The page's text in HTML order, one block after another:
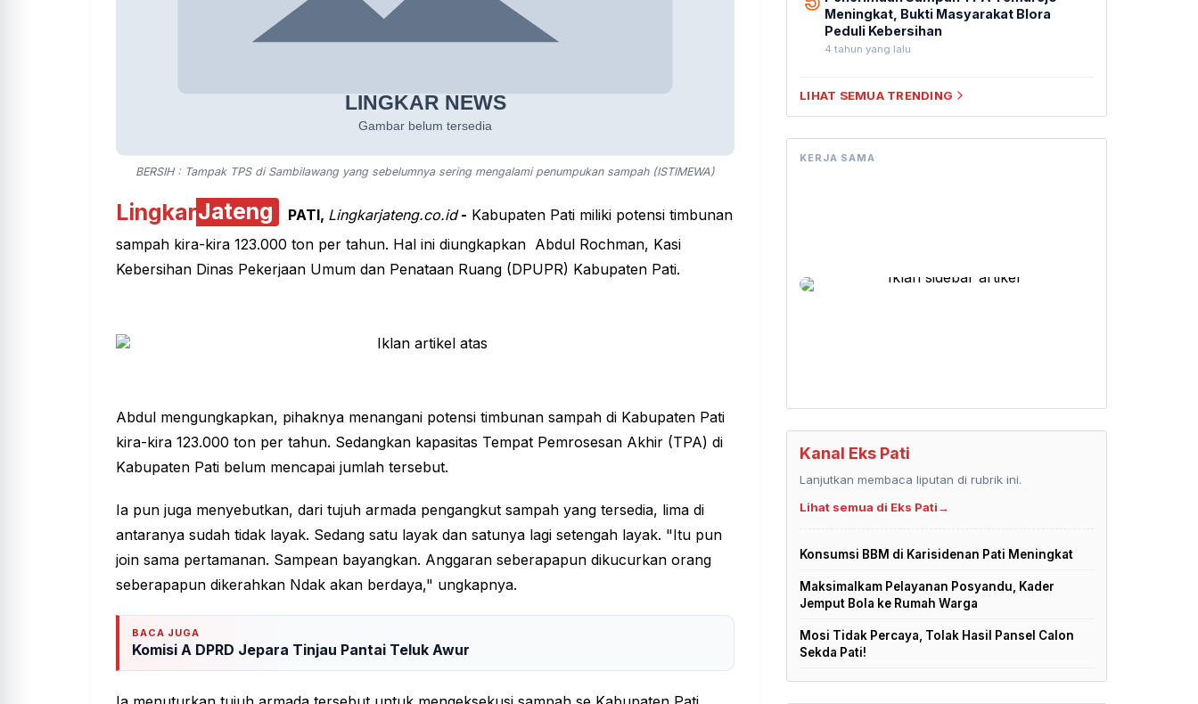
BERSIH : Tampak TPS di Sambilawang yang sebelumnya sering mengalami penumpukan sampah (ISTIMEWA)
LingkarJateng PATI, Lingkarjateng.co.id- Kabupaten Pati miliki potensi timbunan
sampah kira-kira 123.000 ton per tahun. Hal ini diungkapkan Abdul Rochman, Kasi
Kebersihan Dinas Pekerjaan Umum dan Penataan Ruang (DPUPR) Kabupaten Pati.
Abdul mengungkapkan, pihaknya menangani potensi timbunan sampah di Kabupaten Pati
kira-kira 123.000 ton per tahun. Sedangkan kapasitas Tempat Pemrosesan Akhir (TPA) di
Kabupaten Pati belum mencapai jumlah tersebut.
Ia pun juga menyebutkan, dari tujuh armada pengangkut sampah yang tersedia, lima di
antaranya sudah tidak layak. Sedang satu layak dan satunya lagi setengah layak. "Itu pun
join sama pertamanan. Sampean bayangkan. Anggaran seberapapun dikucurkan orang
seberapapun dikerahkan Ndak akan berdaya," ungkapnya.
BACA JUGA
Komisi A DPRD Jepara Tinjau Pantai Teluk Awur
Meningkat, Bukti Masyarakat Blora
Peduli Kebersihan
4 tahun yang lalu
LIHAT SEMUA TRENDING
KERJA SAMA
Kanal Eks Pati
Lanjutkan membaca liputan di rubrik ini.
Lihat semua di Eks Pati→
Konsumsi BBM di Karisidenan Pati Meningkat
Maksimalkam Pelayanan Posyandu, Kader
Jemput Bola ke Rumah Warga
Mosi Tidak Percaya, Tolak Hasil Pansel Calon
Sekda Pati!